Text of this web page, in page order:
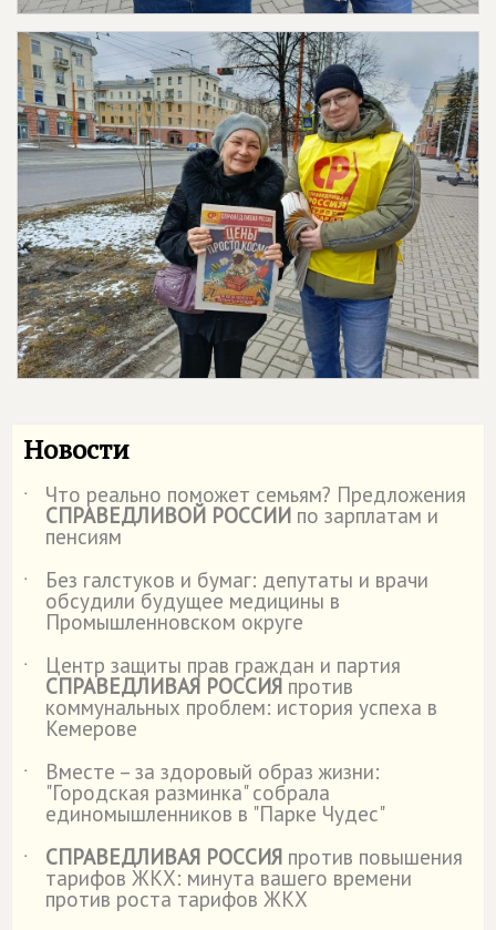
Новости
˙ Что реально поможет семьям? Предложения
СПРАВЕДЛИВОЙ РОССИИ по зарплатам и
пенсиям
˙
Без галстуков и бумаг: депутаты и врачи
обсудили будущее медицины в
Промышленновском округе
˙
Центр защиты прав граждан и партия
СПРАВЕДЛИВАЯ РОССИЯ против
коммунальных проблем: история успеха в
Кемерове
˙
Вместе – за здоровый образ жизни:
"Городская разминка" собрала
единомышленников в "Парке Чудес"
˙
СПРАВЕДЛИВАЯ РОССИЯ против повышения
тарифов ЖКХ: минута вашего времени
против роста тарифов ЖКХ